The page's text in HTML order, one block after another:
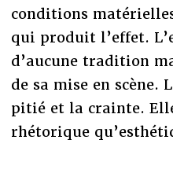
conditions
qui produit l’effet.
d’aucune tradition
de sa mise en
pitié et la crainte.
rhétorique